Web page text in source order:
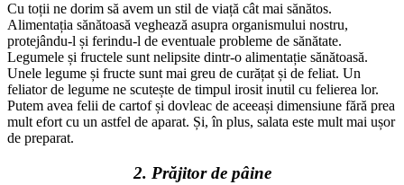
Cu toții ne dorim să avem un stil de viață cât mai sănătos.
Alimentația sănătoasă veghează asupra organismului nostru,
protejându-l și ferindu-l de eventuale probleme de sănătate.
Legumele și fructele sunt nelipsite dintr-o alimentație sănătoasă.
Unele legume și fructe sunt mai greu de curățat și de feliat. Un
feliator de legume ne scutește de timpul irosit inutil cu felierea lor.
Putem avea felii de cartof și dovleac de aceeași dimensiune fără prea
mult efort cu un astfel de aparat. Și, în plus, salata este mult mai ușor
de preparat.
2. Prăjitor de pâine